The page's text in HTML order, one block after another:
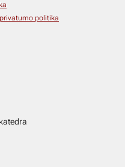
privatumo politika